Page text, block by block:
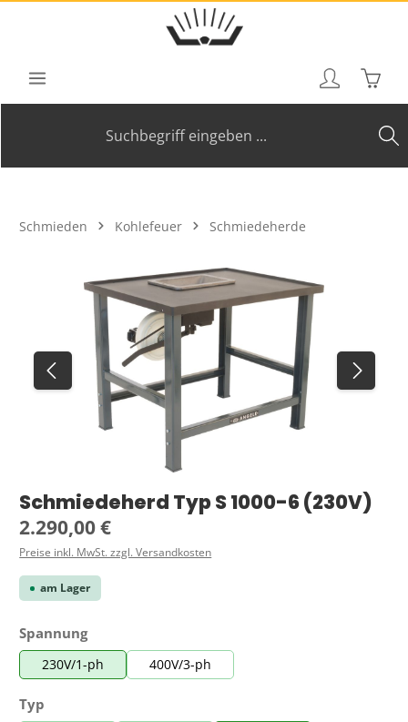
Zum Hauptinhalt springen
Schmieden Kohlefeuer Schmiedeherde
Bildergalerie überspringen
Schmiedeherd Typ S 1000-6 (230V)
Regulärer Preis:
2.290,00 €
Preise inkl. MwSt. zzgl. Versandkosten
am Lager
Spannungauswählen
230V/1-ph 400V/3-ph
Typ